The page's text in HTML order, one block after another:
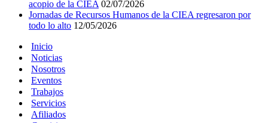
acopio de la CIEA 02/07/2026
Jornadas de Recursos Humanos de la CIEA regresaron por
todo lo alto 12/05/2026
Inicio
Noticias
Nosotros
Eventos
Trabajos
Servicios
Afiliados